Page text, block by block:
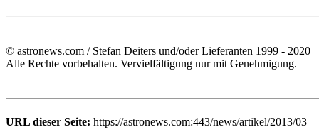
© astronews.com / Stefan Deiters und/oder Lieferanten 1999 - 2020
Alle Rechte vorbehalten. Vervielfältigung nur mit Genehmigung.
URL dieser Seite: https://astronews.com:443/news/artikel/2013/03